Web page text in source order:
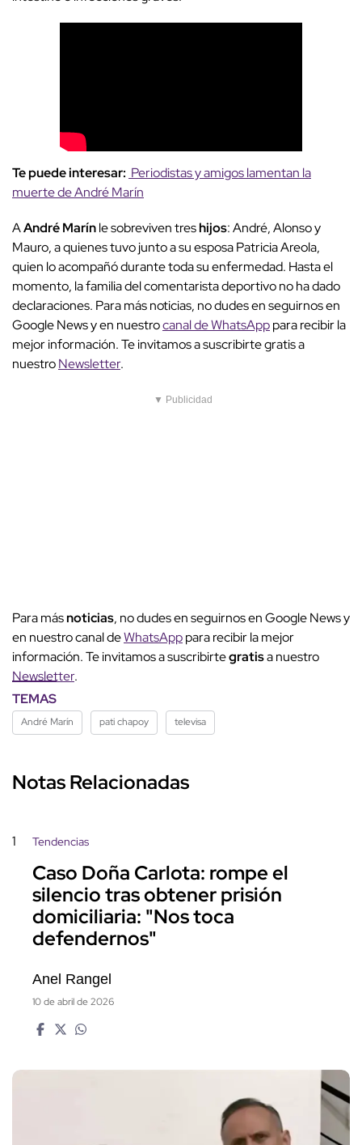
Te puede interesar: Periodistas y amigos lamentan la
muerte de André Marín
AAndré Marínle sobreviven treshijos: André, Alonso y
Mauro, a quienes tuvo junto a su esposa Patricia Areola,
quien lo acompañó durante toda su enfermedad. Hasta el
momento, la familia del comentarista deportivo no ha dado
declaraciones. Para más noticias, no dudes en seguirnos en
Google News y en nuestrocanal de WhatsApppara recibir la
mejor información. Te invitamos a suscribirte gratis a
nuestroNewsletter.
▼ Publicidad
Para másnoticias, no dudes en seguirnos en Google News y
en nuestro canal deWhatsApppara recibir la mejor
información. Te invitamos a suscribirtegratisa nuestro
Newsletter.
TEMAS
André Marín pati chapoy televisa
Notas Relacionadas
1 Tendencias
Caso Doña Carlota: rompe el
silencio tras obtener prisión
domiciliaria: "Nos toca
defendernos"
Anel Rangel
10 de abril de 2026